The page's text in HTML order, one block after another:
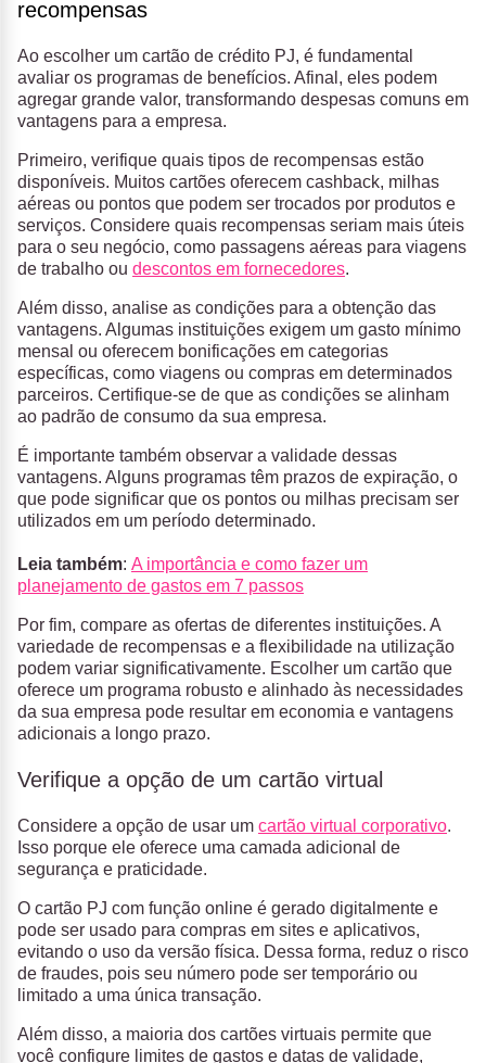
recompensas
Ao escolher um cartão de crédito PJ, é fundamental
avaliar os programas de benefícios. Afinal, eles podem
agregar grande valor, transformando despesas comuns em
vantagens para a empresa.
Primeiro, verifique quais tipos de recompensas estão
disponíveis. Muitos cartões oferecem cashback, milhas
aéreas ou pontos que podem ser trocados por produtos e
serviços. Considere quais recompensas seriam mais úteis
para o seu negócio, como passagens aéreas para viagens
de trabalho ou descontos em fornecedores.
Além disso, analise as condições para a obtenção das
vantagens. Algumas instituições exigem um gasto mínimo
mensal ou oferecem bonificações em categorias
específicas, como viagens ou compras em determinados
parceiros. Certifique-se de que as condições se alinham
ao padrão de consumo da sua empresa.
É importante também observar a validade dessas
vantagens. Alguns programas têm prazos de expiração, o
que pode significar que os pontos ou milhas precisam ser
utilizados em um período determinado.
Leia também: A importância e como fazer um
planejamento de gastos em 7 passos
Por fim, compare as ofertas de diferentes instituições. A
variedade de recompensas e a flexibilidade na utilização
podem variar significativamente. Escolher um cartão que
oferece um programa robusto e alinhado às necessidades
da sua empresa pode resultar em economia e vantagens
adicionais a longo prazo.
Verifique a opção de um cartão virtual
Considere a opção de usar um cartão virtual corporativo.
Isso porque ele oferece uma camada adicional de
segurança e praticidade.
O cartão PJ com função online é gerado digitalmente e
pode ser usado para compras em sites e aplicativos,
evitando o uso da versão física. Dessa forma, reduz o risco
de fraudes, pois seu número pode ser temporário ou
limitado a uma única transação.
Além disso, a maioria dos cartões virtuais permite que
você configure limites de gastos e datas de validade,